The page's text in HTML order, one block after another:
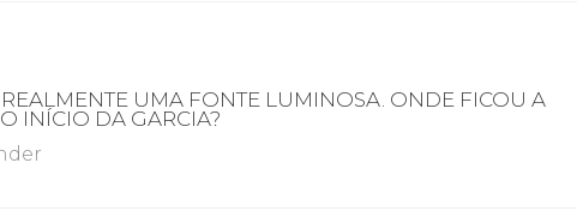
UMA FONTE LUMINOSA. ONDE FICOU A
INÍCIO DA GARCIA?